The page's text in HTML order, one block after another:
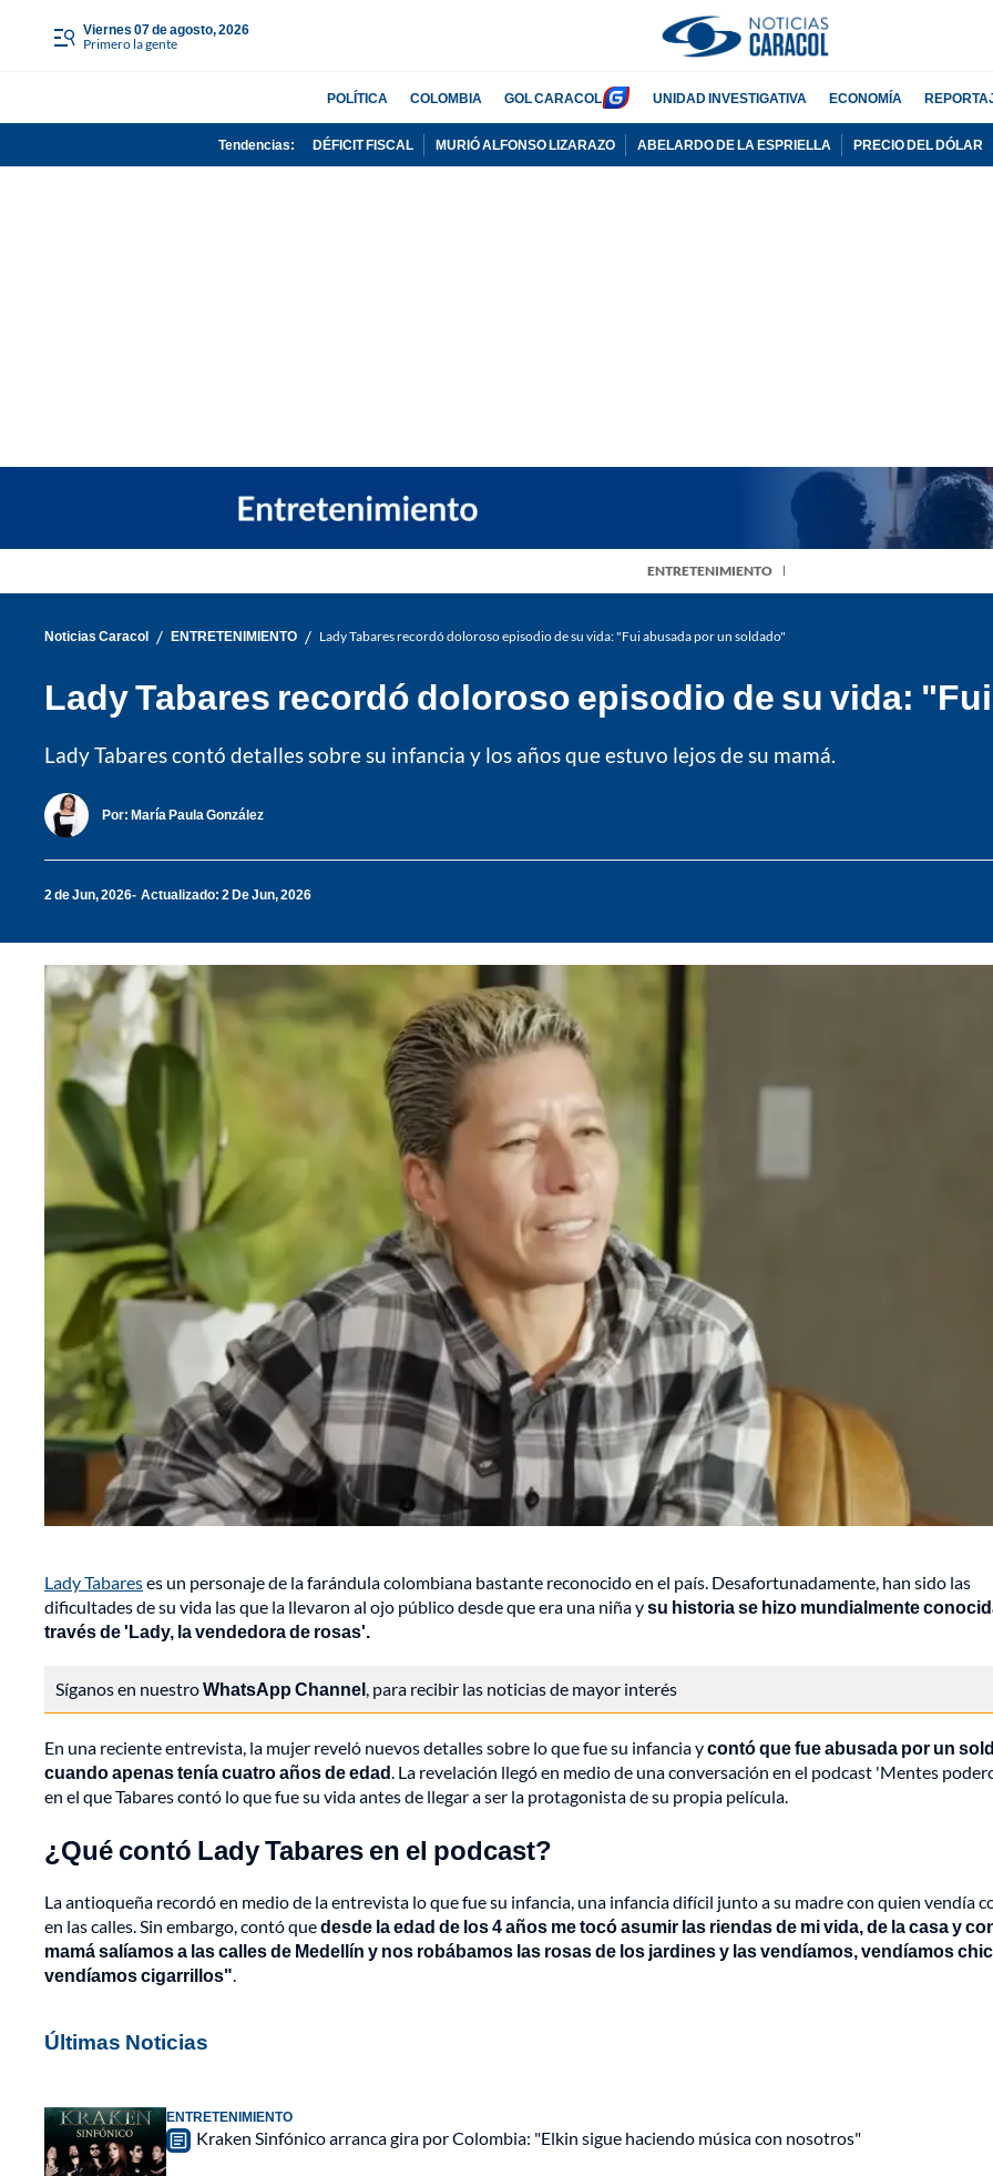
viernes 07 de agosto, 2026
Primero la gente
POLÍTICA COLOMBIA GOL CARACOL UNIDAD INVESTIGATIVA ECONOMÍA
Tendencias: DÉFICIT FISCAL MURIÓ ALFONSO LIZARAZO ABELARDO DE LA ESPRIELLA PRECIO DEL DÓLAR
ENTRETENIMIENTO
Noticias Caracol / ENTRETENIMIENTO / Lady Tabares recordó doloroso episodio de su vida: "Fui abusada por un soldado"
Lady Tabares recordó doloroso episodio de su vida:
Lady Tabares contó detalles sobre su infancia y los años que estuvo lejos de su mamá.
Por: María Paula González
2 de Jun, 2026 Actualizado: 2 De Jun, 2026
Lady Tabareses un personaje de la farándula colombiana bastante reconocido en el país. Desafortunadamente, han sido las
dificultades de su vida las que la llevaron al ojo público desde que era una niña ysu historia se hizo mundialmente
través de 'Lady, la vendedora de rosas'.
Síganos en nuestroWhatsApp Channel, para recibir las noticias de mayor interés
En una reciente entrevista, la mujer reveló nuevos detalles sobre lo que fue su infancia ycontó que fue abusada por un
cuando apenas tenía cuatro años de edad. La revelación llegó en medio de una conversación en el podcast 'Mentes
en el que Tabares contó lo que fue su vida antes de llegar a ser la protagonista de su propia película.
¿Qué contó Lady Tabares en el podcast?
La antioqueña recordó en medio de la entrevista lo que fue su infancia, una infancia difícil junto a su madre con quien vendía
en las calles. Sin embargo, contó quedesde la edad de los 4 años me tocó asumir las riendas de mi vida, de la casa y
mamá salíamos a las calles de Medellín y nos robábamos las rosas de los jardines y las vendíamos, vendíamos
vendíamos cigarrillos".
Últimas Noticias
ENTRETENIMIENTO
Kraken Sinfónico arranca gira por Colombia: "Elkin sigue haciendo música con nosotros"